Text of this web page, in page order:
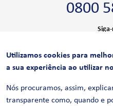
0800
CERTIFICAÇÕES
Utilizamos cookies para
a sua experiência ao utilizar
Nós procuramos, assim,
transparente como, quando e